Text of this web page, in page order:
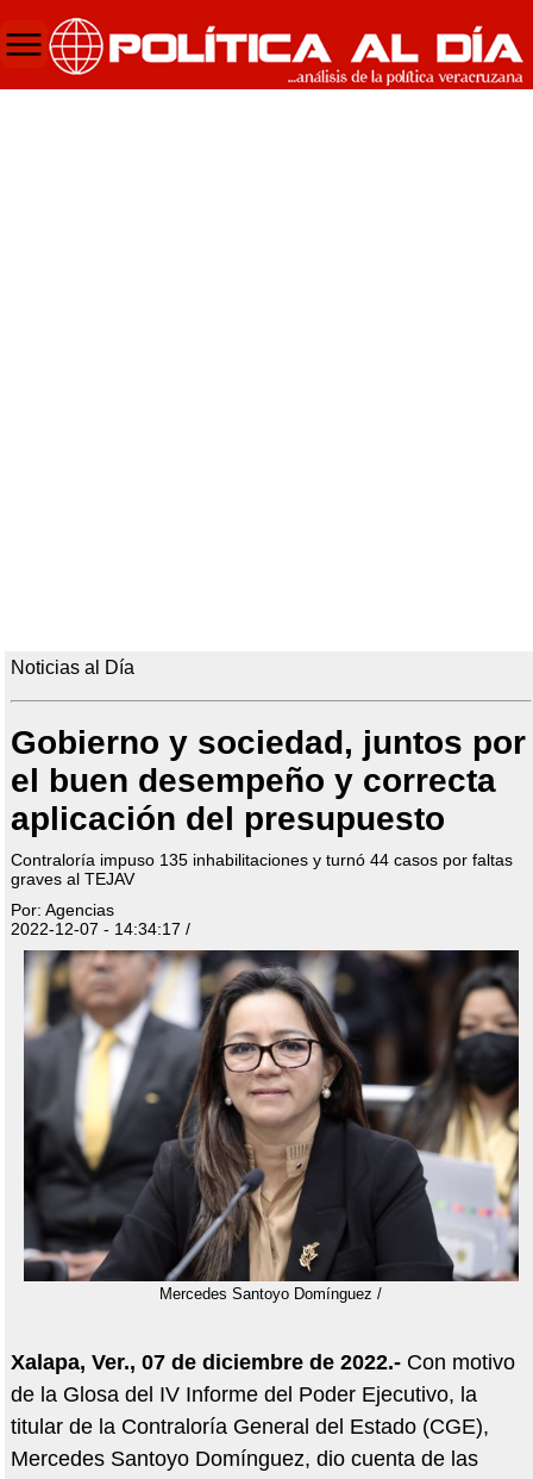
Noticias al Día
Gobierno y sociedad, juntos por
el buen desempeño y correcta
aplicación del presupuesto
Contraloría impuso 135 inhabilitaciones y turnó 44 casos por faltas
graves al TEJAV
Por: Agencias
2022-12-07 - 14:34:17 /
Mercedes Santoyo Domínguez /
Xalapa, Ver., 07 de diciembre de 2022.-Con motivo
de la Glosa del IV Informe del Poder Ejecutivo, la
titular de la Contraloría General del Estado (CGE),
Mercedes Santoyo Domínguez, dio cuenta de las